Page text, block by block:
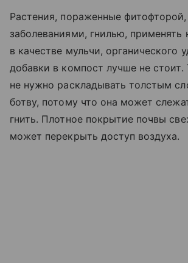
Растения, пораженные
заболеваниями, гнилью, применять
в качестве мульчи, органического
добавки в компост лучше не стоит.
не нужно раскладывать толстым
ботву, потому что она может
гнить. Плотное покрытие почвы
может перекрыть доступ воздуха.